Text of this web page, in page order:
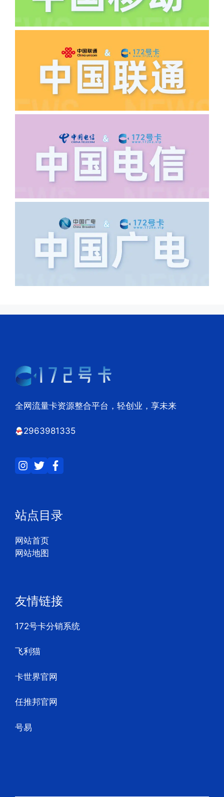
·5.我的返费为什么还没有到?
加活动充值，其次是否状态是否一直保持
如以上都正常就联系平台客服单独查询。
·6.领卡时详细地址怎么写容易通过审核?
答:不要低于6个字。详细地址不要写带有
浦东新区北京路33号，这样的地址就会
导致订单失败，因为在系统审核看来你在
上海怎么又写了个北京，不知道你在哪
里，所以直接订单失败。
全网流量卡资源整合平台，轻创业，享未来
2963981335
站点目录
网站首页
网站地图
友情链接
172号卡分销系统
飞利猫
卡世界官网
任推邦官网
号易